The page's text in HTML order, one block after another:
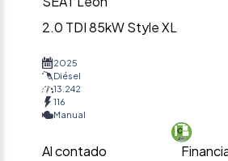
2.0 TDI 85kW Style XL
2025
Diésel
13.242
116
Manual
Al contado